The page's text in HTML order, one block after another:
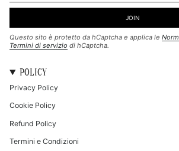
JOIN
Questo sito è protetto da hCaptcha e applica le
Termini di servizio di hCaptcha.
POLICY
Privacy Policy
Cookie Policy
Refund Policy
Termini e Condizioni